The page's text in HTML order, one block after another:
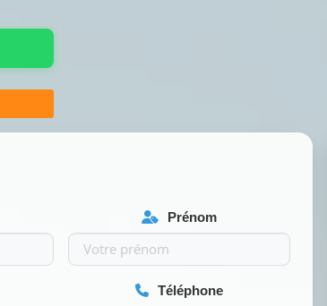
Prénom
Téléphone